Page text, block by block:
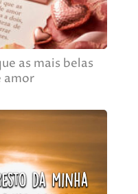
as mais belas
amor